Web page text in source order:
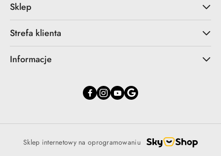
Sklep
Strefa klienta
Informacje
Sklep internetowy na oprogramowaniu